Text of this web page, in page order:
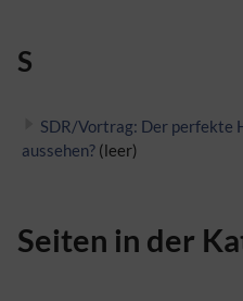
S
SDR/Vortrag: Der perfekte
aussehen? (leer)
Seiten in der